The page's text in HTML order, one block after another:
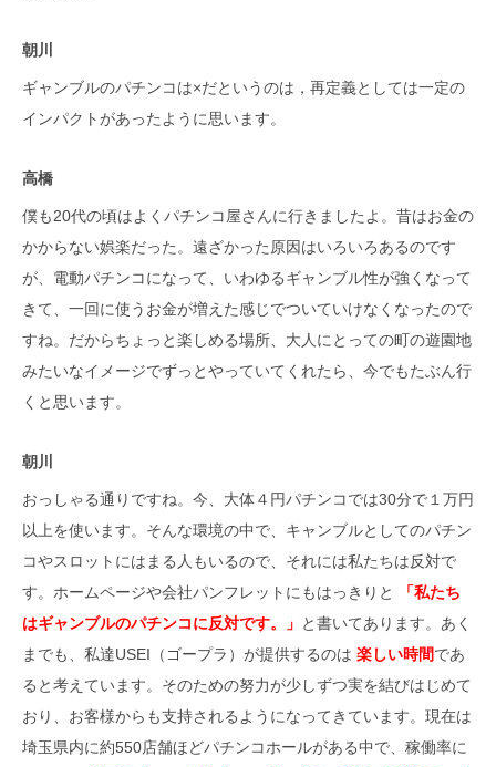
朝川
ギャンブルのパチンコは×だというのは，再定義としては一定の
インパクトがあったように思います。
高橋
僕も20代の頃はよくパチンコ屋さんに行きましたよ。昔はお金の
かからない娯楽だった。遠ざかった原因はいろいろあるのです
が、電動パチンコになって、いわゆるギャンブル性が強くなって
きて、一回に使うお金が増えた感じでついていけなくなったので
すね。だからちょっと楽しめる場所、大人にとっての町の遊園地
みたいなイメージでずっとやっていてくれたら、今でもたぶん行
くと思います。
朝川
おっしゃる通りですね。今、大体４円パチンコでは30分で１万円
以上を使います。そんな環境の中で、キャンブルとしてのパチン
コやスロットにはまる人もいるので、それには私たちは反対で
す。ホームページや会社パンフレットにもはっきりと
「私たち
はギャンブルのパチンコに反対です。」 と書いてあります。あく
までも、私達USEI（ゴープラ）が提供するのは 楽しい時間であ
ると考えています。そのための努力が少しずつ実を結びはじめて
おり、お客様からも支持されるようになってきています。現在は
埼玉県内に約550店舗ほどパチンコホールがある中で、稼働率に